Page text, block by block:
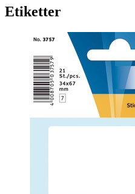
Etiketter